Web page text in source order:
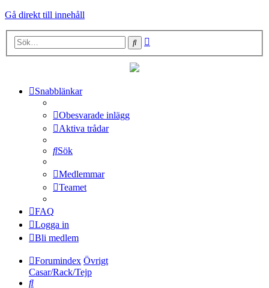
Gå direkt till innehåll
Sök
Snabblänkar
Obesvarade inlägg
Aktiva trådar
Sök
Medlemmar
Teamet
FAQ
Logga in
Bli medlem
Forumindex Övrigt
Casar/Rack/Tejp
Sök